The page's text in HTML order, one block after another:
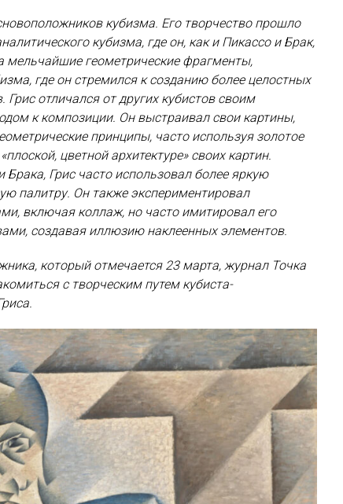
кубизма. Его творчество прошло
кубизма, где он, как и Пикассо и Брак,
мельчайшие геометрические фрагменты,
где он стремился к созданию более целостных
отличался от других кубистов своим
к композиции. Он выстраивал свои картины,
принципы, часто используя золотое
цветной архитектуре» своих картин.
Брака, Грис часто использовал более яркую
палитру. Он также экспериментировал
включая коллаж, но часто имитировал его
создавая иллюзию наклеенных элементов.
который отмечается 23 марта, журнал Точка
с творческим путем кубиста-